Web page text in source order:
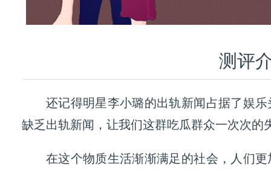
测评
还记得明星李小璐的出轨新闻占据了娱
缺乏出轨新闻，让我们这群吃瓜群众一次次的
在这个物质生活渐渐满足的社会，人们